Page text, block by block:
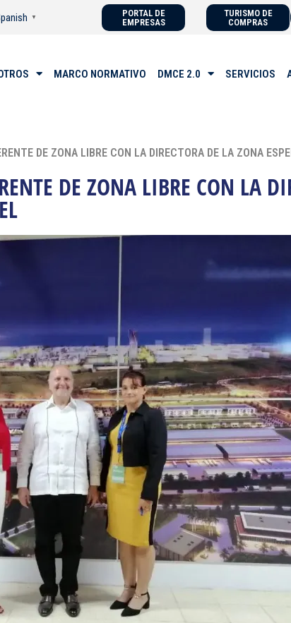
▼
PORTAL DE
EMPRESAS
TURISMO DE
COMPRAS
MARCO NORMATIVO DMCE 2.0 SERVICIOS
DE ZONA LIBRE CON LA DIRECTORA DE LA ZONA
DE ZONA LIBRE CON LA